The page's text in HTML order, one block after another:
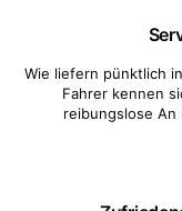
Wie liefern pünktlich
Fahrer kennen
reibungslose